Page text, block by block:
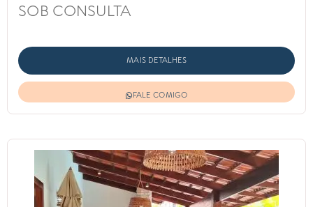
SOB CONSULTA
MAIS DETALHES
FALE COMIGO